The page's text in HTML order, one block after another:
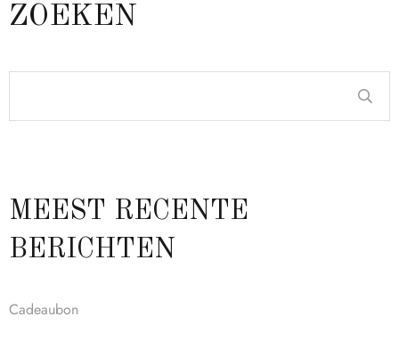
ZOEKEN
MEEST RECENTE
BERICHTEN
Cadeaubon